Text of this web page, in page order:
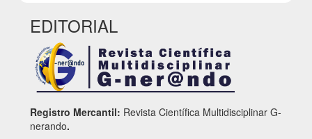
EDITORIAL
Registro Mercantil: Revista Científica Multidisciplinar G-
nerando.